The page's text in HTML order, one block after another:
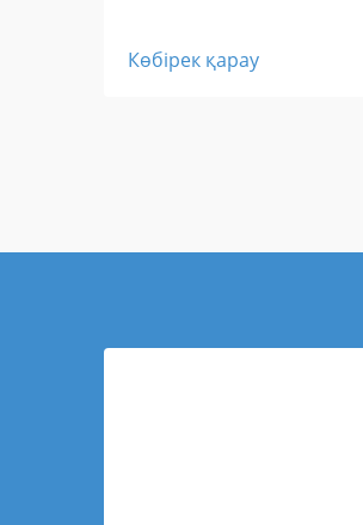
Көбірек қарау